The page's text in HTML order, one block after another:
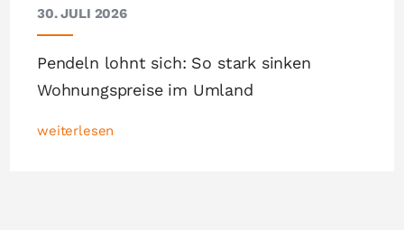
30. JULI 2026
Pendeln lohnt sich: So stark sinken
Wohnungspreise im Umland
weiterlesen